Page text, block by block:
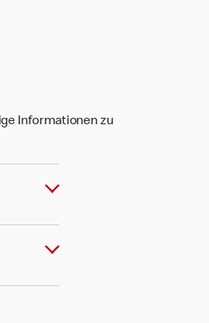
Informationen zu